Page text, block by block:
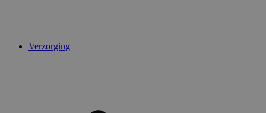
Verzorging